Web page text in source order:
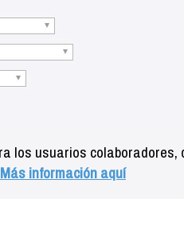
los usuarios colaboradores,
Más información aquí